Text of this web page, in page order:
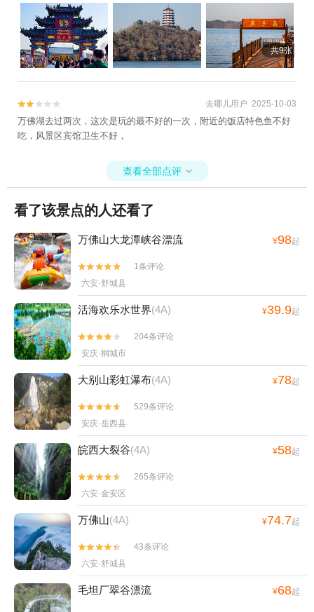
共9张

 去哪儿用户 2025-10-03
万佛湖去过两次，这次是玩的最不好的一次，附近的饭店特色鱼不好
吃，风景区宾馆卫生不好，
查看全部点评 
看了该景点的人还看了
万佛山大龙潭峡谷漂流 ¥98起


1条评论
六安·舒城县
活海欢乐水世界(4A) ¥39.9起


204条评论
安庆·桐城市
大别山彩虹瀑布(4A) ¥78起


529条评论
安庆·岳西县
皖西大裂谷(4A) ¥58起


265条评论
六安·金安区
万佛山(4A) ¥74.7起


43条评论
六安·舒城县
毛坦厂翠谷漂流 ¥68起